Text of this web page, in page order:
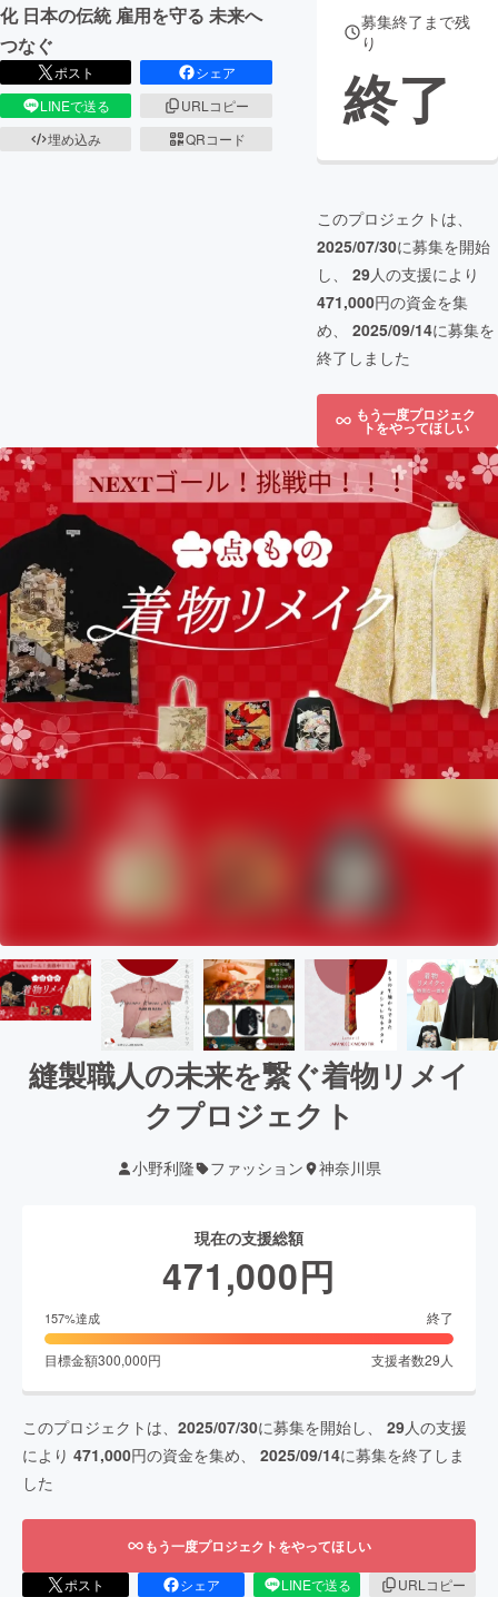
化 日本の伝統 雇用を守る 未来へ
つなぐ
ポスト
シェア
LINEで送る
URLコピー
埋め込み
QRコード
募集終了まで残
り
終了
このプロジェクトは、
2025/07/30に募集を開始
し、 29人の支援により
471,000円の資金を集
め、 2025/09/14に募集を
終了しました
もう一度プロジェク
トをやってほしい
縫製職人の未来を繋ぐ着物リメイ
クプロジェクト
小野利隆 ファッション 神奈川県
現在の支援総額
471,000円
157%達成 終了
目標金額300,000円 支援者数29 人
このプロジェクトは、 2025/07/30に募集を開始し、 29人の支援
により 471,000円の資金を集め、 2025/09/14に募集を終了しま
した
もう一度プロジェクトをやってほしい
ポスト シェア LINEで送る
URLコピー